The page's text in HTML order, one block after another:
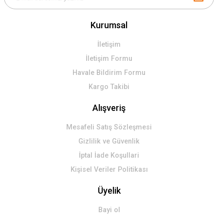
Kurumsal
İletişim
İletişim Formu
Havale Bildirim Formu
Kargo Takibi
Alışveriş
Mesafeli Satış Sözleşmesi
Gizlilik ve Güvenlik
İptal İade Koşullari
Kişisel Veriler Politikası
Üyelik
Bayi ol